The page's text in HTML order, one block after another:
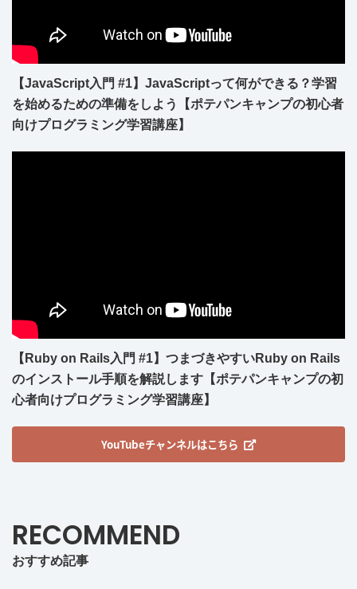
【JavaScript入門 #1】JavaScriptって何ができる？学習
を始めるための準備をしよう【ポテパンキャンプの初心者
向けプログラミング学習講座】
【Ruby on Rails入門 #1】つまづきやすいRuby on Rails
のインストール手順を解説します【ポテパンキャンプの初
心者向けプログラミング学習講座】
YouTubeチャンネルはこちら
RECOMMEND
おすすめ記事